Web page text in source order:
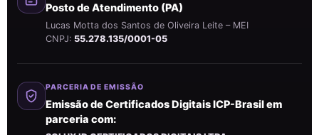
Posto de Atendimento (PA)
Lucas Motta dos Santos de Oliveira Leite – MEI
CNPJ: 55.278.135/0001-05
PARCERIA DE EMISSÃO
Emissão de Certificados Digitais ICP-Brasil em
parceria com: